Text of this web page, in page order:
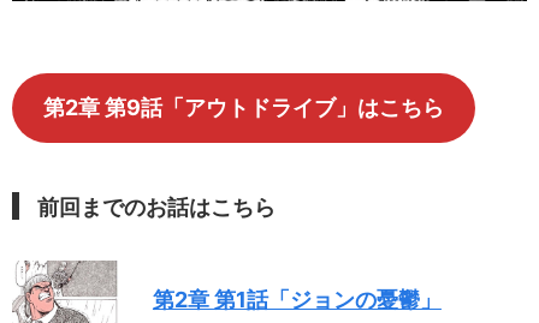
第2章 第9話「アウトドライブ」はこちら
前回までのお話はこちら
第2章 第1話「ジョンの憂鬱」